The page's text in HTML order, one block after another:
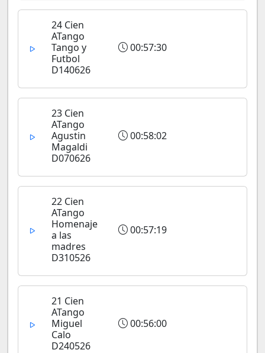
24 Cien
ATango
Tango y
Futbol
D140626
00:57:30
23 Cien
ATango
Agustin
Magaldi
D070626
00:58:02
22 Cien
ATango
Homenaje
a las
madres
D310526
00:57:19
21 Cien
ATango
Miguel
Calo
D240526
00:56:00